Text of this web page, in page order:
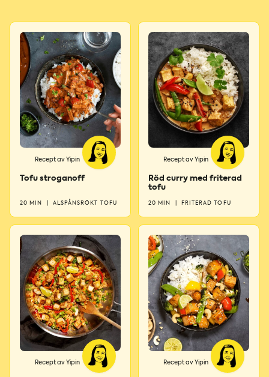
Recept av Yipin
Tofu stroganoff
20 MIN ALSPÅNSRÖKT TOFU
Recept av Yipin
Röd curry med friterad
tofu
20 MIN FRITERAD TOFU
Recept av Yipin Recept av Yipin